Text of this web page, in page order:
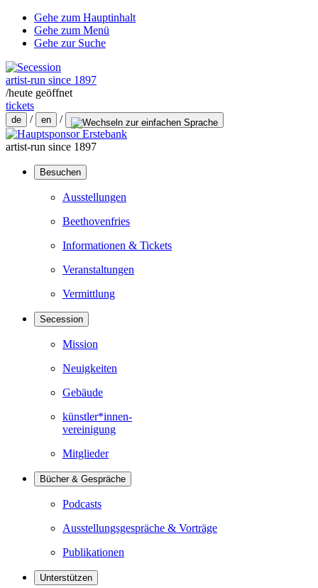
Gehe zum Hauptinhalt
Gehe zum Menü
Gehe zur Suche
artist-run since 1897
/heute geöffnet
tickets
de / en /
artist-run since 1897
Besuchen
Ausstellungen
Beethovenfries
Informationen & Tickets
Veranstaltungen
Vermittlung
Secession
Mission
Neuigkeiten
Gebäude
künstler*innen-
vereinigung
Mitglieder
Bücher & Gespräche
Podcasts
Ausstellungsgespräche & Vorträge
Publikationen
Unterstützen